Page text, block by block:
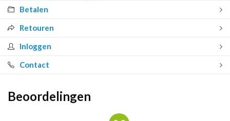
Betalen
Retouren
Inloggen
Contact
Beoordelingen